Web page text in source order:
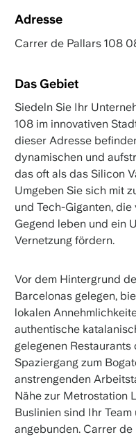
Adresse
Carrer de Pallars 108
Das Gebiet
Siedeln Sie Ihr
108 im innovativen
dieser Adresse
dynamischen und
das oft als das Silicon
Umgeben Sie sich mit
und Tech-Giganten,
Gegend leben und ein
Vernetzung fördern.
Vor dem Hintergrund
Barcelonas gelegen,
lokalen
authentische
gelegenen
Spaziergang zum
anstrengenden
Nähe zur Metrostation
Buslinien sind Ihr
angebunden. Carrer